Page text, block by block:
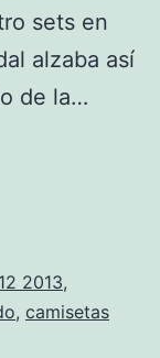
sets en
alzaba así
de la…
2013,
, camisetas